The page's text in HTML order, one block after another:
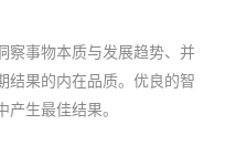
察事物本质与发展趋势、并
结果的内在品质。优良的智
生最佳结果。